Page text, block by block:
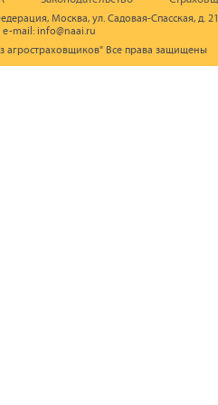
Москва, ул. Садовая-Спасская, д.
e-mail: info@naai.ru
агростраховщиков" Все права защищены